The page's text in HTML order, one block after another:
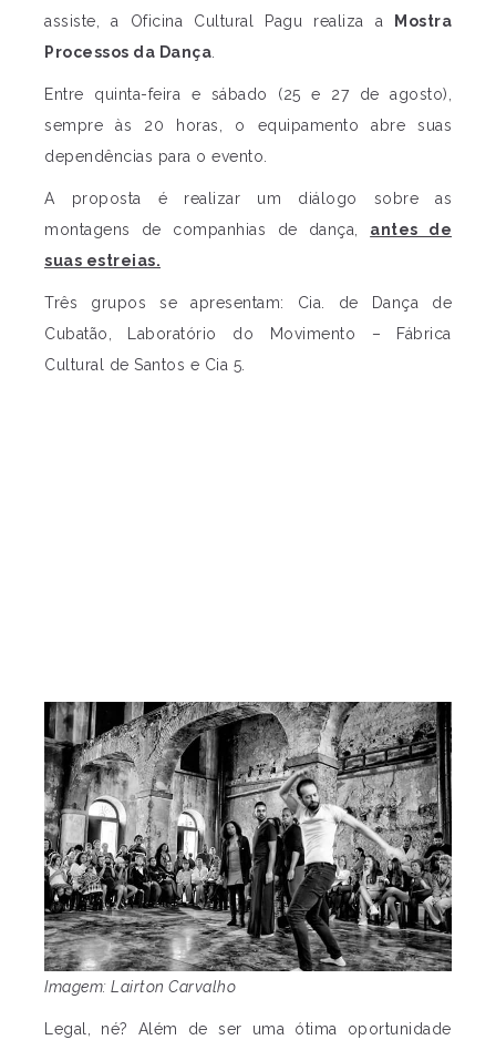
assiste, a Oficina Cultural Pagu realiza a
Mostra
Processos da Dança
Entre quinta-feira e sábado (25 e 27 de agosto),
sempre às 20 horas, o equipamento abre suas
dependências para o evento.
A proposta é realizar um diálogo sobre as
montagens de companhias de dança, antes de
suas estreias.
Três grupos se apresentam: Cia. de Dança de
Cubatão, Laboratório do Movimento – Fábrica
Cultural de Santos e Cia 5.
Imagem: Lairton Carvalho
Legal, né? Além de ser uma ótima oportunidade